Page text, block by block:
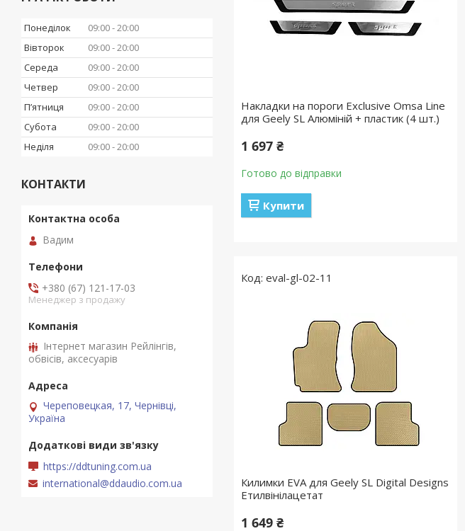
Накладки на пороги Exclusive Omsa Line
для Geely SL Алюміній + пластик (4 шт.)
1 697 ₴
Готово до відправки
Купити
eval-gl-02-11
Килимки EVA для Geely SL Digital Designs
Етилвінілацетат
1 649 ₴
Понеділок 09:00 20:00
Вівторок
09:00 20:00
Середа
09:00 20:00
Четвер
09:00 20:00
Пʼятниця
09:00 20:00
Субота
09:00 20:00
Неділя
09:00 20:00
КОНТАКТИ
Вадим
+380 (67) 121-17-03
Менеджер з продажу
Інтернет магазин Рейлінгів,
обвісів, аксесуарів
Череповецкая, 17, Чернівці,
Україна
https://ddtuning.com.ua
international@ddaudio.com.ua